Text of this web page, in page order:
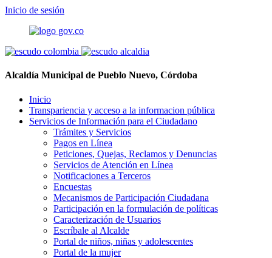
Inicio de sesión
Alcaldía Municipal de Pueblo Nuevo, Córdoba
Inicio
Transpariencia y acceso a la informacion pública
Servicios de Información para el Ciudadano
Trámites y Servicios
Pagos en Línea
Peticiones, Quejas, Reclamos y Denuncias
Servicios de Atención en Línea
Notificaciones a Terceros
Encuestas
Mecanismos de Participación Ciudadana
Participación en la formulación de políticas
Caracterización de Usuarios
Escríbale al Alcalde
Portal de niños, niñas y adolescentes
Portal de la mujer